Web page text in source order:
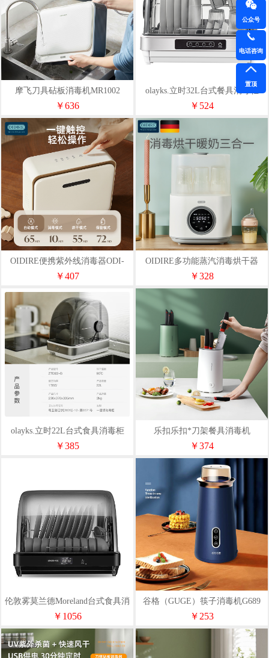
摩飞刀具砧板消毒机MR1002
￥636
olayks.立时32L台式餐具消毒柜
XDG00301
￥524
OIDIRE便携紫外线消毒器ODI-
XDG10
￥407
OIDIRE多功能蒸汽消毒烘干器
ODI-XDQ11
￥328
olayks.立时22L台式食具消毒柜
XDG00401
￥385
乐扣乐扣*刀架餐具消毒机
*ENS1117WHT
￥374
伦敦雾莫兰德Moreland台式食具消
毒柜LKA125
￥1056
谷格（GUGE）筷子消毒机G689
￥253
公众号
电话咨询
置顶